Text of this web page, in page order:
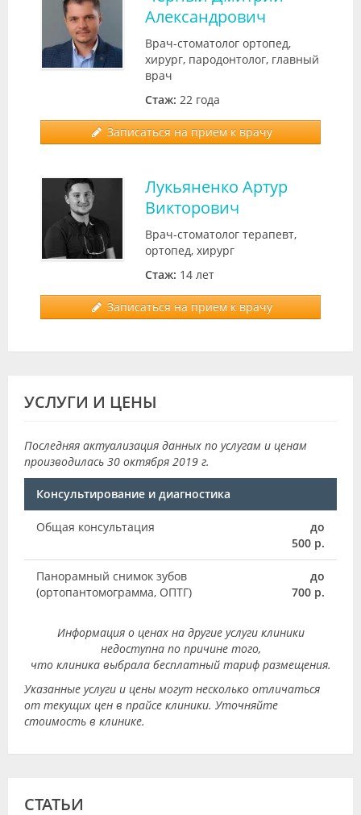
Александрович
Врач-стоматолог ортопед,
хирург, пародонтолог, главный
врач
Стаж: 22 года
Записаться на прием к врачу
Лукьяненко Артур
Викторович
Врач-стоматолог терапевт,
ортопед, хирург
Стаж: 14 лет
Записаться на прием к врачу
УСЛУГИ И ЦЕНЫ
Последняя актуализация данных по услугам и ценам
производилась 30 октября 2019 г.
Консультирование и диагностика
Общая консультация
до
500 р.
Панорамный снимок зубов
(ортопантомограмма, ОПТГ)
до
700 р.
Информация о ценах на другие услуги клиники
недоступна по причине того,
что клиника выбрала бесплатный тариф размещения.
Указанные услуги и цены могут несколько отличаться
от текущих цен в прайсе клиники. Уточняйте
стоимость в клинике.
СТАТЬИ